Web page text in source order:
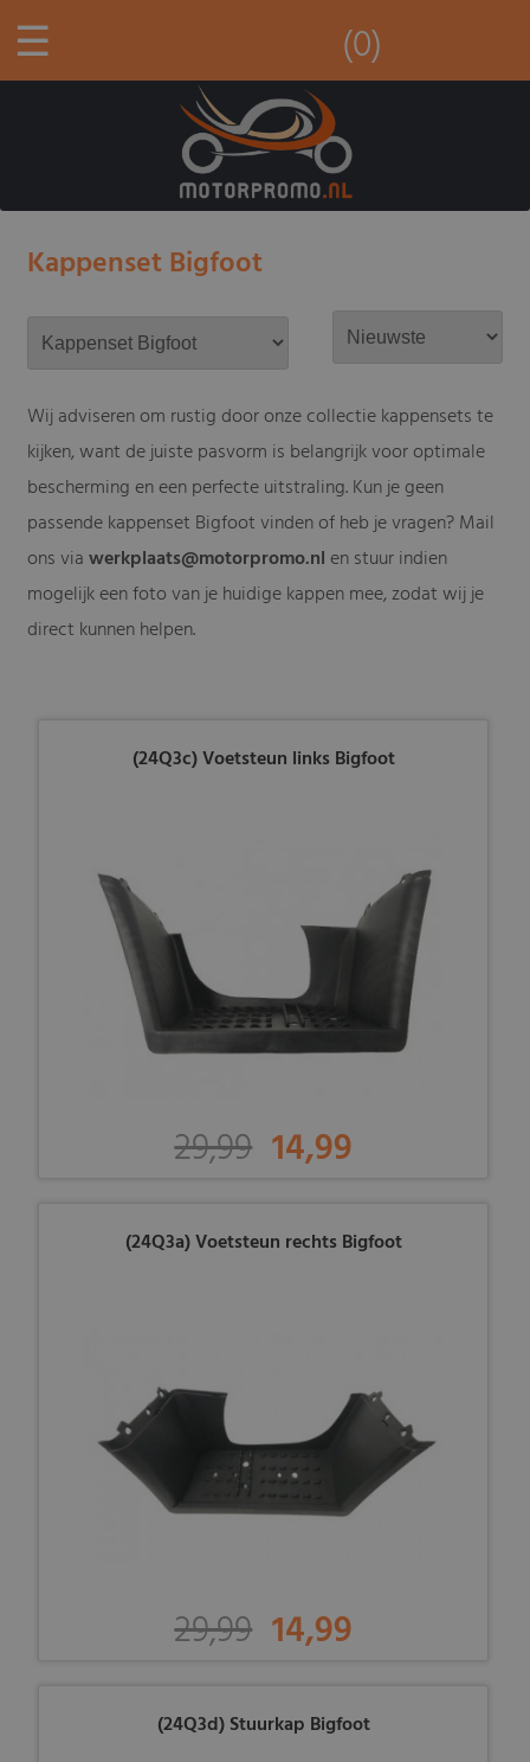
☰ (0)
Kappenset Bigfoot
Wij adviseren om rustig door onze collectie kappensets te
kijken, want de juiste pasvorm is belangrijk voor optimale
bescherming en een perfecte uitstraling. Kun je geen
passende kappenset Bigfoot vinden of heb je vragen? Mail
ons viawerkplaats@motorpromo.nl en stuur indien
mogelijk een foto van je huidige kappen mee, zodat wij je
direct kunnen helpen.
(24Q3c) Voetsteun links Bigfoot
29,99 14,99
(24Q3a) Voetsteun rechts Bigfoot
29,99 14,99
(24Q3d) Stuurkap Bigfoot